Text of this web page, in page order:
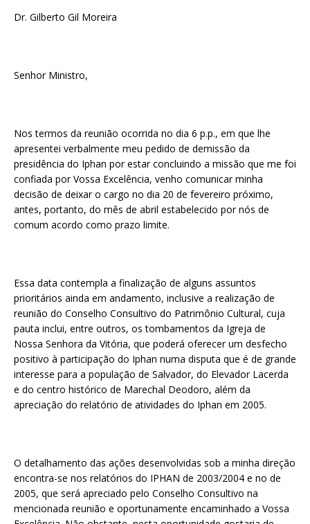
Dr. Gilberto Gil Moreira
Senhor Ministro,
Nos termos da reunião ocorrida no dia 6 p.p., em que lhe
apresentei verbalmente meu pedido de demissão da
presidência do Iphan por estar concluindo a missão que me foi
confiada por Vossa Excelência, venho comunicar minha
decisão de deixar o cargo no dia 20 de fevereiro próximo,
antes, portanto, do mês de abril estabelecido por nós de
comum acordo como prazo limite.
Essa data contempla a finalização de alguns assuntos
prioritários ainda em andamento, inclusive a realização de
reunião do Conselho Consultivo do Patrimônio Cultural, cuja
pauta inclui, entre outros, os tombamentos da Igreja de
Nossa Senhora da Vitória, que poderá oferecer um desfecho
positivo à participação do Iphan numa disputa que é de grande
interesse para a população de Salvador, do Elevador Lacerda
e do centro histórico de Marechal Deodoro, além da
apreciação do relatório de atividades do Iphan em 2005.
O detalhamento das ações desenvolvidas sob a minha direção
encontra-se nos relatórios do IPHAN de 2003/2004 e no de
2005, que será apreciado pelo Conselho Consultivo na
mencionada reunião e oportunamente encaminhado a Vossa